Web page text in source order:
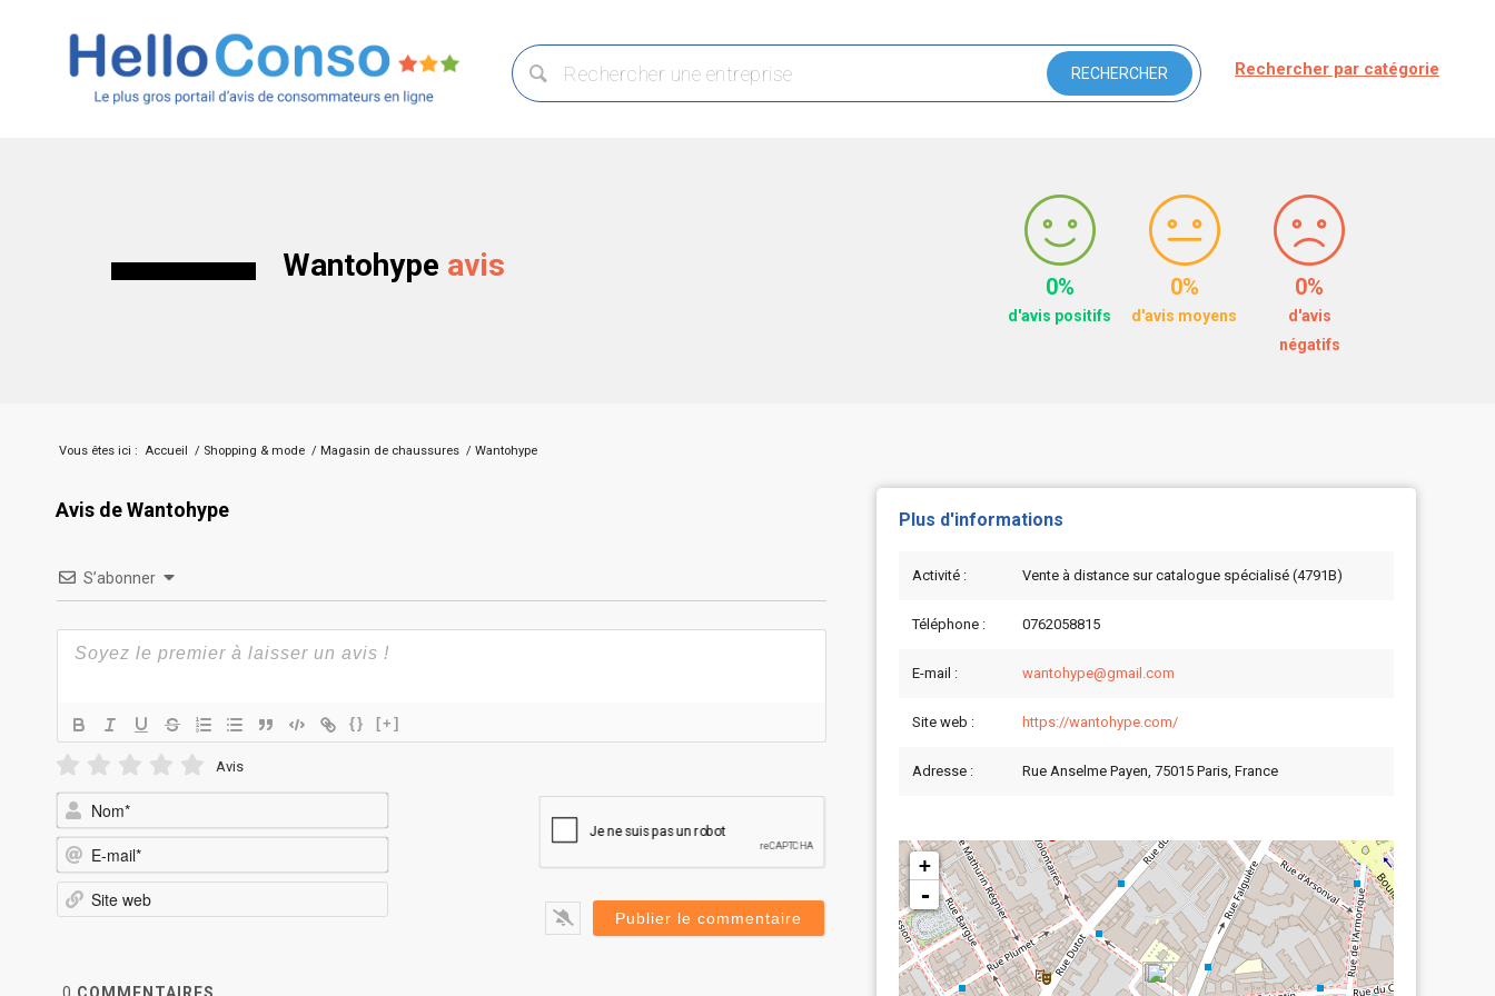
Rechercher par catégorie
Wantohype avis
0%
d'avis positifs
0%
d'avis moyens
0%
d'avis
négatifs
Vous êtes ici : Accueil / Shopping & mode / Magasin de chaussures / Wantohype
Avis de Wantohype
S’abonner
{} [+]
Avis
mail*
Plus d'informations
Activité : Vente à distance sur catalogue spécialisé (4791B)
Téléphone : 0762058815
E-mail : wantohype@gmail.com
Site web : https://wantohype.com/
Adresse : Rue Anselme Payen, 75015 Paris, France
+
-